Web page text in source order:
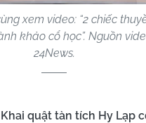
xem video: “2 chiếc
khảo cổ học”. Nguồn
24News.
Khai quật tàn tích Hy Lạp